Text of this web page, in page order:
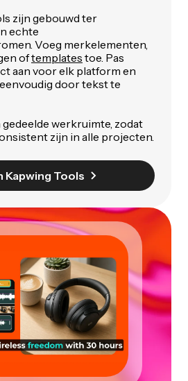
zijn gebouwd ter
echte
Voeg merkelementen,
oftemplates toe. Pas
aan voor elk platform en
door tekst te
werkruimte, zodat
zijn in alle projecten.
Kapwing Tools